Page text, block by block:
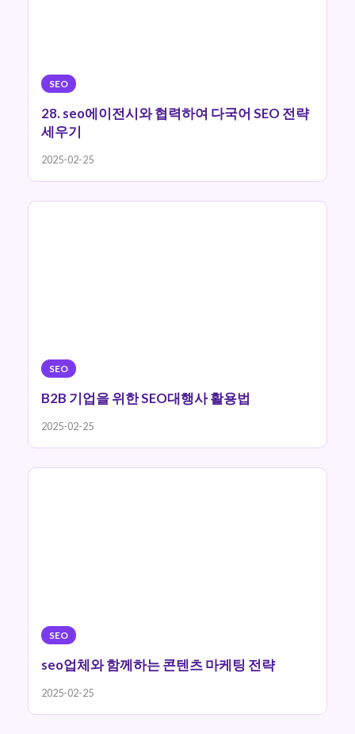
SEO
28. seo에이전시와 협력하여 다국어 SEO 전략
세우기
2025-02-25
SEO
B2B 기업을 위한 SEO대행사 활용법
2025-02-25
SEO
seo업체와 함께하는 콘텐츠 마케팅 전략
2025-02-25